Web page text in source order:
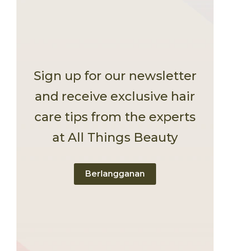
Sign up for our newsletter
and receive exclusive hair
care tips from the experts
at All Things Beauty
Berlangganan